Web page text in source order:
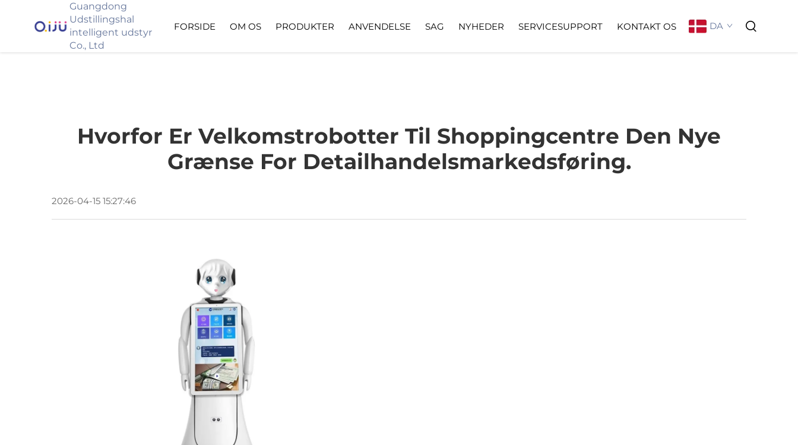
Guangdong
Udstillingshal
intelligent udstyr
Co., Ltd
FORSIDE OM OS PRODUKTER ANVENDELSE SAG NYHEDER SERVICESUPPORT KONTAKT OS DA
Hvorfor Er Velkomstrobotter Til Shoppingcentre Den Nye
Grænse For Detailhandelsmarkedsføring.
2026-04-15 15:27:46